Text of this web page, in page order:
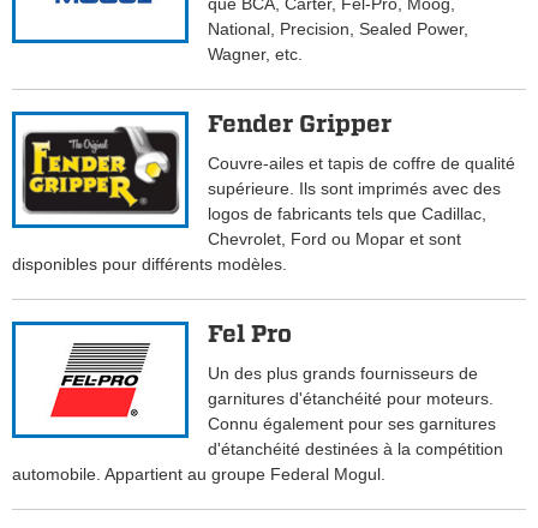
National, Precision, Sealed Power,
Wagner, etc.
Fender Gripper
Couvre-ailes et tapis de coffre de qualité
supérieure. Ils sont imprimés avec des
logos de fabricants tels que Cadillac,
Chevrolet, Ford ou Mopar et sont
disponibles pour différents modèles.
Fel Pro
Un des plus grands fournisseurs de
garnitures d'étanchéité pour moteurs.
Connu également pour ses garnitures
d'étanchéité destinées à la compétition
automobile. Appartient au groupe Federal Mogul.